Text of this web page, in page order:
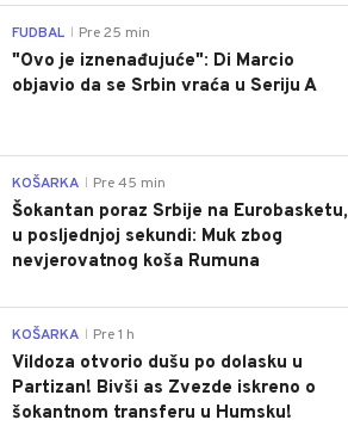
FUDBAL Pre 25 min
"Ovo je iznenađujuće": Di Marcio
objavio da se Srbin vraća u Seriju A
KOŠARKA Pre 45 min
Šokantan poraz Srbije na Eurobasketu,
u posljednjoj sekundi: Muk zbog
nevjerovatnog koša Rumuna
KOŠARKA Pre 1 h
Vildoza otvorio dušu po dolasku u
Partizan! Bivši as Zvezde iskreno o
šokantnom transferu u Humsku!